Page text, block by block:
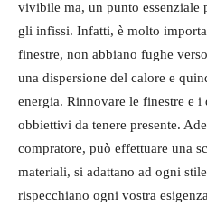
vivibile ma, un punto essenziale
gli infissi. Infatti, è molto
finestre, non abbiano fughe
una dispersione del calore e
energia. Rinnovare le finestre e
obbiettivi da tenere presente.
compratore, può effettuare una
materiali, si adattano ad ogni
rispecchiano ogni vostra